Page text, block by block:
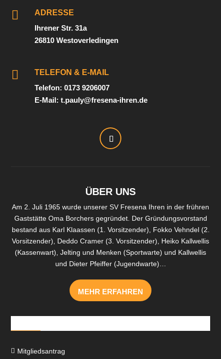

ADRESSE
Ihrener Str. 31a
26810 Westoverledingen

TELEFON & E-MAIL
Telefon: 0173 9206007
E-Mail: t.pauly@fresena-ihren.de
ÜBER UNS
Am 2. Juli 1965 wurde unserer SV Fresena Ihren in der frühren
Gaststätte Oma Borchers gegründet. Der Gründungsvorstand
bestand aus Karl Klaassen (1. Vorsitzender), Fokko Vehndel (2.
Vorsitzender), Deddo Cramer (3. Vorsitzender), Heiko Kallwellis
(Kassenwart), Jelting und Menken (Sportwarte) und Kallwellis
und Dieter Pfeiffer (Jugendwarte)…
MEHR ERFAHREN
 Mitgliedsantrag